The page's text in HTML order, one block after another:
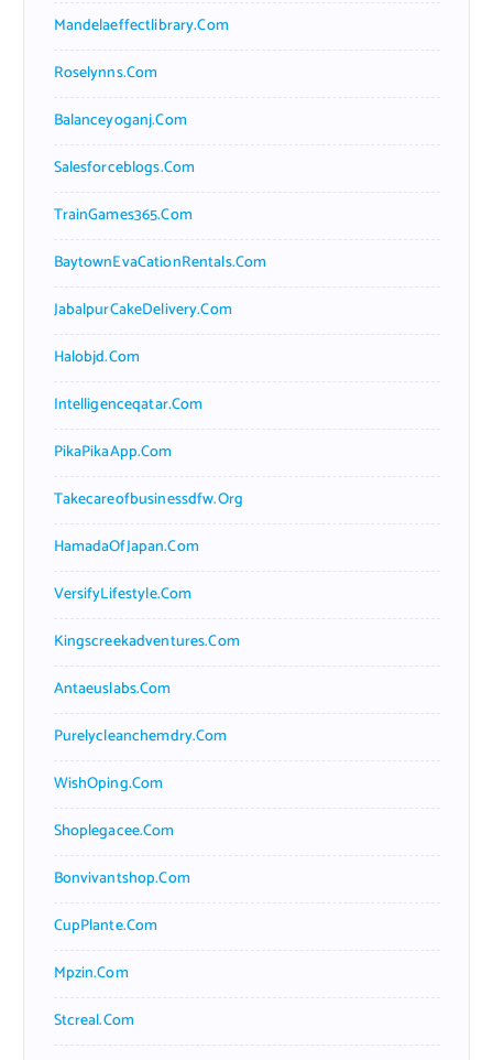
Mandelaeffectlibrary.com
Roselynns.com
Balanceyoganj.com
Salesforceblogs.com
TrainGames365.com
BaytownEvaCationRentals.com
JabalpurCakeDelivery.com
Halobjd.com
Intelligenceqatar.com
PikaPikaApp.com
Takecareofbusinessdfw.org
HamadaOfJapan.com
VersifyLifestyle.com
Kingscreekadventures.com
Antaeuslabs.com
Purelycleanchemdry.com
WishOping.com
Shoplegacee.com
Bonvivantshop.com
CupPlante.com
Mpzin.com
Stcreal.com